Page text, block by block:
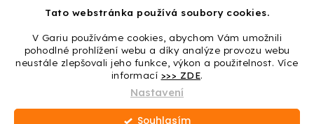
Tato webstránka používá soubory cookies.
V Gariu používáme cookies, abychom Vám umožnili
pohodlné prohlížení webu a díky analýze provozu webu
neustále zlepšovali jeho funkce, výkon a použitelnost. Více
informací >>> ZDE.
Nastavení
Souhlasím
Vytvořil Shoptet